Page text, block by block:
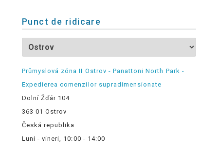
Punct de ridicare
Průmyslová zóna II Ostrov - Panattoni North Park -
Expedierea comenzilor supradimensionate
Dolní Žďár 104
363 01 Ostrov
Česká republika
Luni - vineri, 10:00 - 14:00